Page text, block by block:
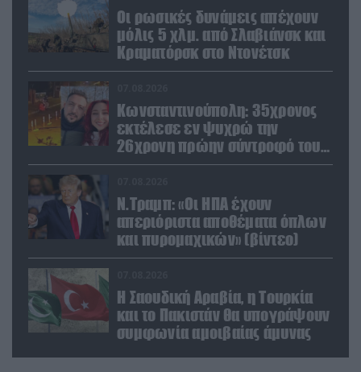
Οι ρωσικές δυνάμεις απέχουν
μόλις 5 χλμ. από Σλαβιάνσκ και
Κραματόρσκ στο Ντονέτσκ
Κωνσταντινούπολη: 35χρονος
εκτέλεσε εν ψυχρώ την
26χρονη πρώην σύντροφό του
έξω από φαρμακείο (βίντεο)
Ν.Τραμπ: «Οι ΗΠΑ έχουν
απεριόριστα αποθέματα όπλων
και πυρομαχικών» (βίντεο)
Η Σαουδική Αραβία, η Τουρκία
και το Πακιστάν θα υπογράψουν
συμφωνία αμοιβαίας άμυνας